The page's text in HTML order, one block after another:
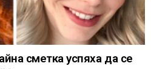
сметка успяха да се